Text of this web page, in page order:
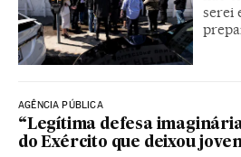
serei
AGÊNCIA PÚBLICA
“Legítima defesa
do Exército que deixou